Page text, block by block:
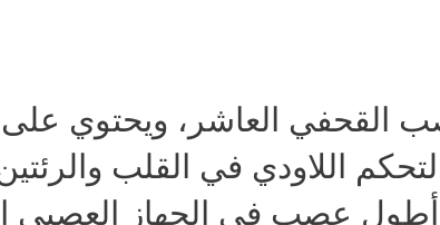
القحفي العاشر، ويحتوي
أطول عصب في الجهاز العصبي